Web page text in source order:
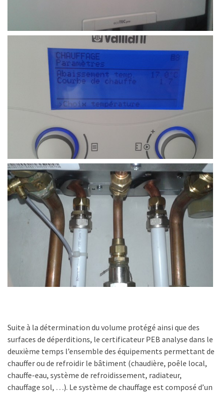
Suite à la détermination du volume protégé ainsi que des
surfaces de déperditions, le certificateur PEB analyse dans le
deuxième temps l’ensemble des équipements permettant de
chauffer ou de refroidir le bâtiment (chaudière, poêle local,
chauffe-eau, système de refroidissement, radiateur,
chauffage sol, …). Le système de chauffage est composé d’un